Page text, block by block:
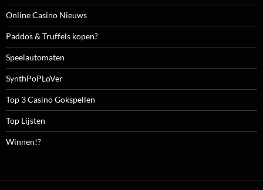
Online Casino Nieuws
Paddos & Truffels kopen?
Speelautomaten
SynthPoPLoVer
Top 3 Casino Gokspellen
Top Lijsten
Winnen!?